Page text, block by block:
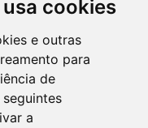
cookies
e outras
para
de
a